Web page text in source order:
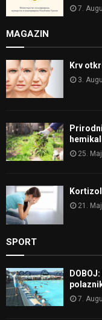
7.
MAGAZIN
Krv
3.
25.
21.
SPORT
7.